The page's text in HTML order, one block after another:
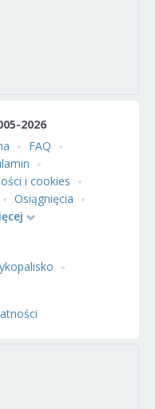
2026
FAQ
i cookies
Osiągnięcia